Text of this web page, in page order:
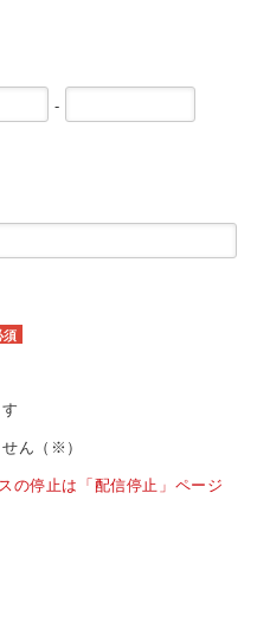
-
須
ん（※）
の停止は「配信停止」ページ